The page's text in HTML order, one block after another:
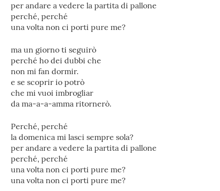
per andare a vedere la partita di pallone
perché, perché
una volta non ci porti pure me?
ma un giorno ti seguirò
perché ho dei dubbi che
non mi fan dormir.
e se scoprir io potrò
che mi vuoi imbrogliar
da ma-a-a-amma ritornerò.
Perché, perché
la domenica mi lasci sempre sola?
per andare a vedere la partita di pallone
perché, perché
una volta non ci porti pure me?
una volta non ci porti pure me?